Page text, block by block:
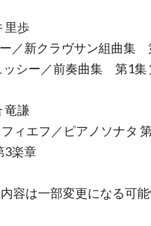
里歩
ー／新クラヴサン組曲集
シー／前奏曲集 第1集
竜謙
フィエフ／ピアノソナタ
3楽章
容は一部変更になる可能